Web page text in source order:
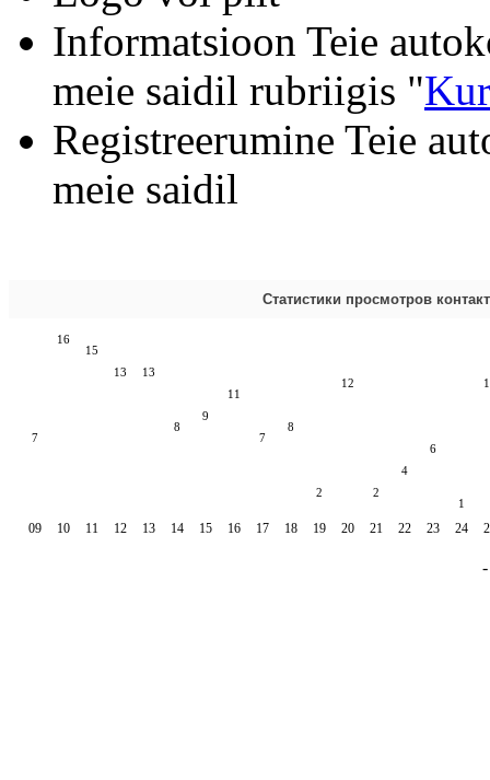
Informatsioon Teie
meie saidil rubriigis "
Registreerumine Teie
meie saidil
Статистики просмотров
7
09
16
10
15
11
13
12
13
13
8
14
9
15
11
16
7
17
8
18
2
19
12
20
2
21
4
22
6
23
1
24